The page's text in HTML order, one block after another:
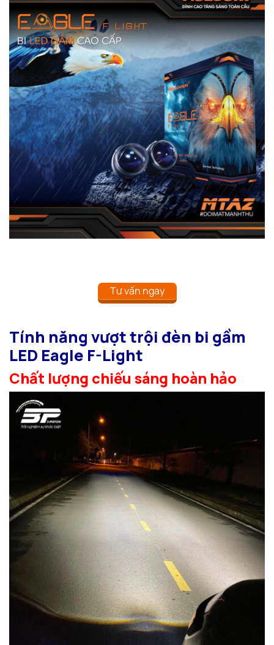
Tư vấn ngay
Tính năng vượt trội đèn bi gầm
LED Eagle F-Light
Chất lượng chiếu sáng hoàn hảo